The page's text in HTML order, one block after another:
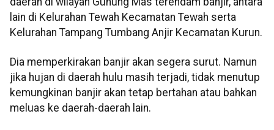
lain di Kelurahan Tewah Kecamatan Tewah serta
Kelurahan Tampang Tumbang Anjir Kecamatan Kurun.
Dia memperkirakan banjir akan segera surut. Namun
jika hujan di daerah hulu masih terjadi, tidak menutup
kemungkinan banjir akan tetap bertahan atau bahkan
meluas ke daerah-daerah lain.